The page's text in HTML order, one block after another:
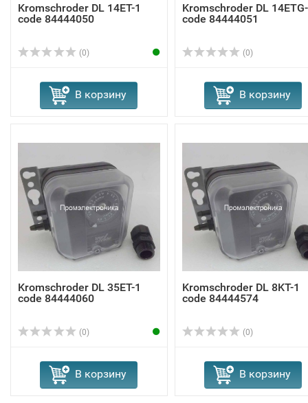
Kromschroder DL 14ET-1
code 84444050
(0)
В корзину
Kromschroder DL
code 84444051
(0)
В корзину
Kromschroder DL 35ET-1
code 84444060
(0)
В корзину
Kromschroder DL 8KT-1
code 84444574
(0)
В корзину